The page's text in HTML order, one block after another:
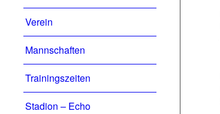
Verein
Mannschaften
Trainingszeiten
Stadion – Echo